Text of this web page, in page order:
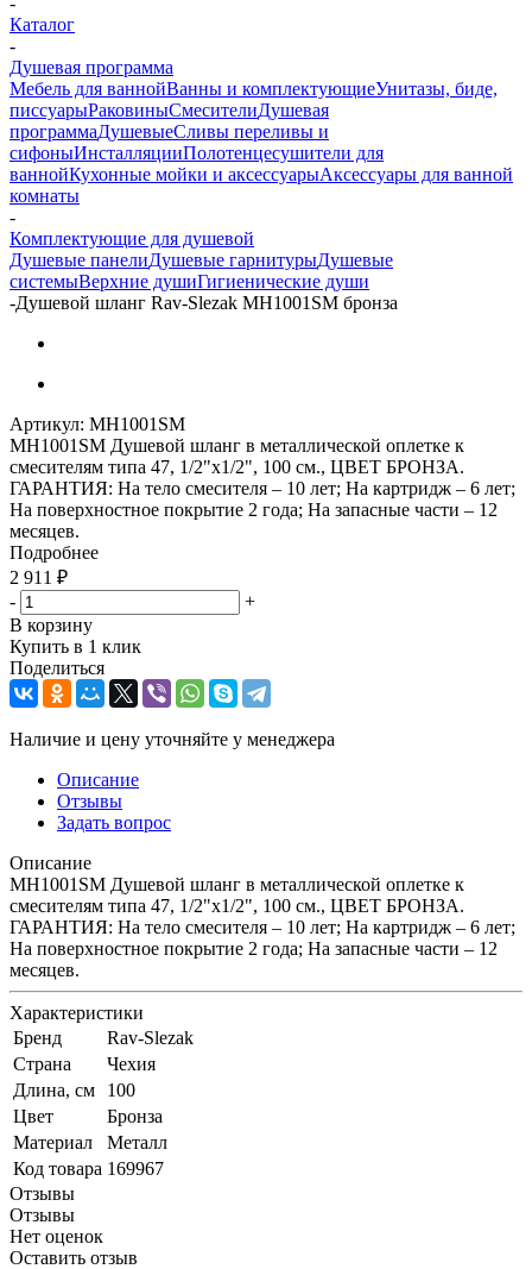
Каталог
-
Душевая программа
Мебель для ваннойВанны и комплектующиеУнитазы, биде,
писсуарыРаковиныСмесителиДушевая
программаДушевыеСливы переливы и
сифоныИнсталляцииПолотенцесушители для
ваннойКухонные мойки и аксессуарыАксессуары для ванной
комнаты
-
Комплектующие для душевой
Душевые панелиДушевые гарнитурыДушевые
системыВерхние душиГигиенические души
-Душевой шланг Rav-Slezak MH1001SM бронза
Артикул: MH1001SM
MH1001SM Душевой шланг в металлической оплетке к
смесителям типа 47, 1/2"x1/2", 100 см., ЦВЕТ БРОНЗА.
ГАРАНТИЯ: На тело смесителя – 10 лет; На картридж – 6 лет;
На поверхностное покрытие 2 года; На запасные части – 12
месяцев.
Подробнее
2 911 ₽
-
+
В корзину
Купить в 1 клик
Поделиться
Наличие и цену уточняйте у менеджера
Описание
Отзывы
Задать вопрос
Описание
MH1001SM Душевой шланг в металлической оплетке к
смесителям типа 47, 1/2"x1/2", 100 см., ЦВЕТ БРОНЗА.
ГАРАНТИЯ: На тело смесителя – 10 лет; На картридж – 6 лет;
На поверхностное покрытие 2 года; На запасные части – 12
месяцев.
Характеристики
Бренд
Rav-Slezak
Страна
Чехия
Длина, см
100
Цвет
Бронза
Материал
Металл
Код товара 169967
Отзывы
Отзывы
Нет оценок
Оставить отзыв